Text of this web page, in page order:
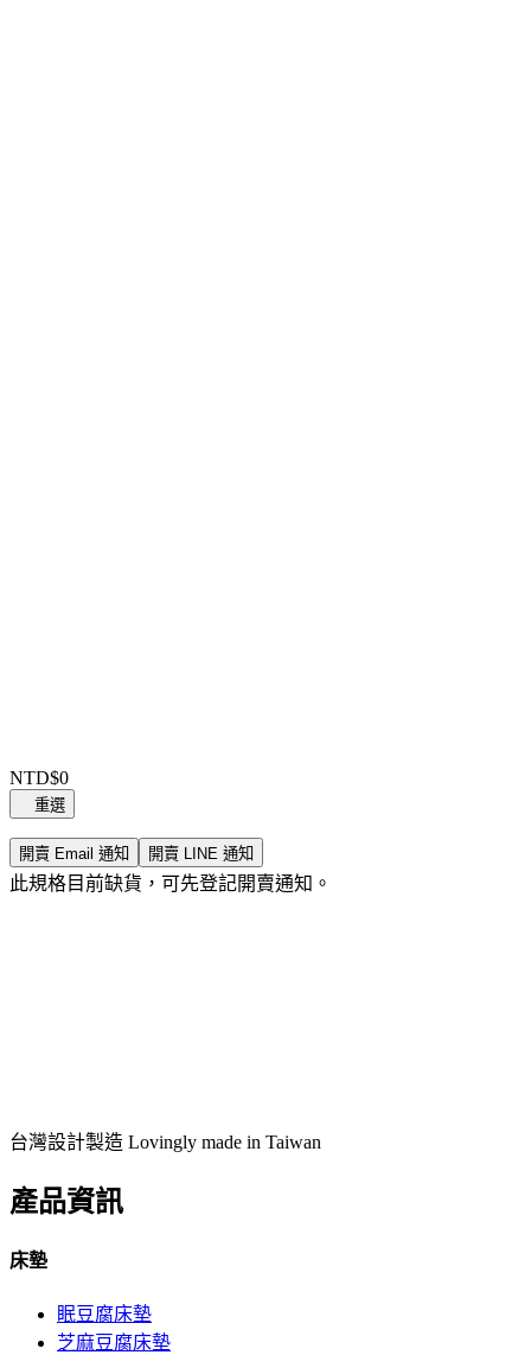
1
of
0
NTD$0
重選
開賣 Email 通知 開賣 LINE 通知
此規格目前缺貨，可先登記開賣通知。
台灣設計製造 Lovingly made in Taiwan
產品資訊
床墊
眠豆腐床墊
芝麻豆腐床墊